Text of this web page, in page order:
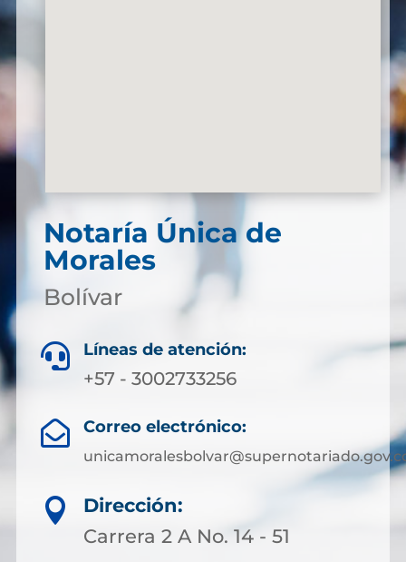
Notaría Única de
Morales
Bolívar
 Líneas de atención:
+57 - 3002733256
 Correo electrónico:

Dirección:
Carrera 2 A No. 14 - 51